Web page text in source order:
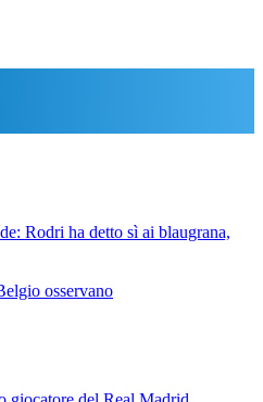
Rodri ha detto sì ai blaugrana,
osservano